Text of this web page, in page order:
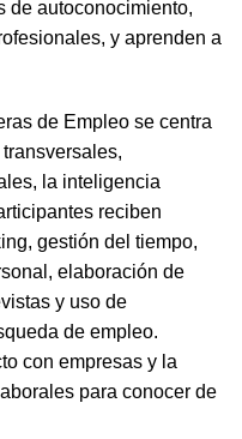
de autoconocimiento,
y aprenden a
de Empleo se centra
la inteligencia
reciben
gestión del tiempo,
elaboración de
y uso de
de empleo.
con empresas y la
para conocer de